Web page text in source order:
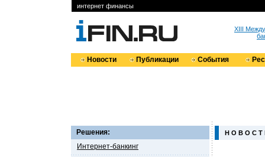
интернет финансы
XIII
Новости Публикации События
Решения:
Интернет-банкинг
Н О В О С Т